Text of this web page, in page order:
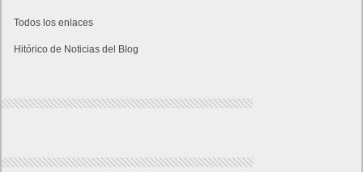
Todos los enlaces
Hitórico de Noticias del Blog